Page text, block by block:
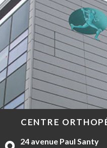
CENTRE
24 avenue Paul Santy